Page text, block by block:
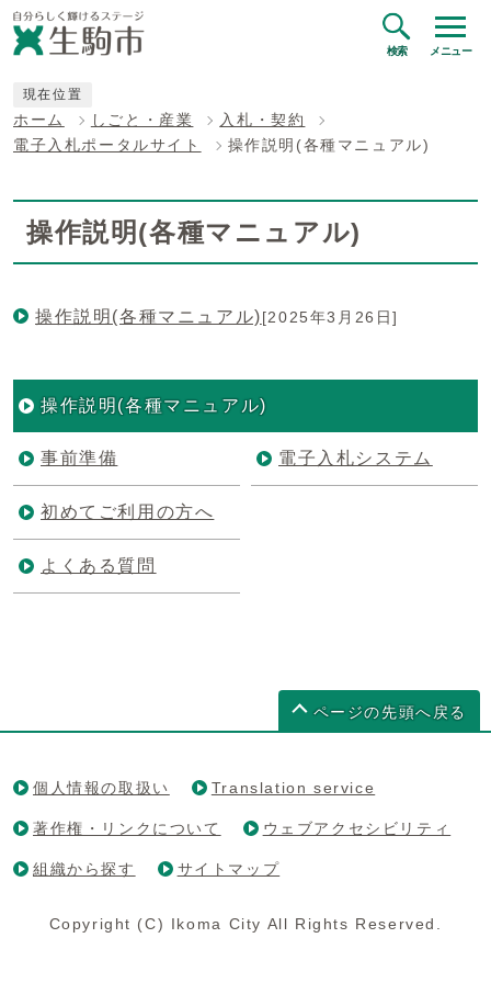
検索 メニュー
現在位置
ホーム しごと・産業
入札・契約
電子入札ポータルサイト
操作説明(各種マニュアル)
操作説明(各種マニュアル)
操作説明(各種マニュアル)[2025年3月26日]
操作説明(各種マニュアル)
事前準備 電子入札システム
初めてご利用の方へ
よくある質問
ページの先頭へ戻る
個人情報の取扱い Translation service
著作権・リンクについて ウェブアクセシビリティ
組織から探す サイトマップ
Copyright (C) Ikoma City All Rights Reserved.